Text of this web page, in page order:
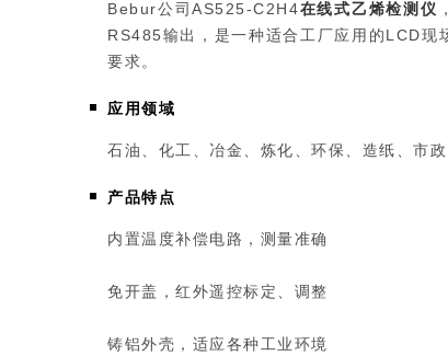
Bebur公司AS525-C2H4在线式乙烯检测仪
RS485输出，是一种适合工厂应用的LCD现
要求。
应用领域
石油、化工、冶金、炼化、环保、造纸、市
产品特点
内置温度补偿电路，测量准确
免开盖，红外遥控标定、调整
铸铝外壳，适应各种工业环境